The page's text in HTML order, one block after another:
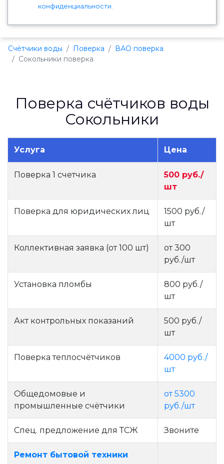
конфиденциальности
Счётчики воды Поверка
ВАО поверка
Сокольники поверка
Поверка счётчиков воды
Сокольники
Услуга Цена
Поверка 1 счетчика
500 руб./
шт
Поверка для юридических лиц
1500 руб./
шт
Коллективная заявка (от 100 шт)
от 300
руб./шт
Установка пломбы
800 руб./
шт
Акт контрольных показаний
500 руб./
шт
Поверка теплосчётчиков
4000 руб./
шт
Общедомовые и
промышленные счётчики
от 5300
руб./шт
Спец. предложение для ТСЖ Звоните
Ремонт бытовой техники